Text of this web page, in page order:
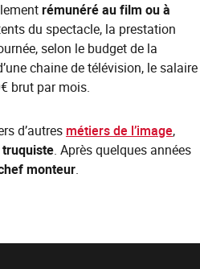
rémunéré au film ou à
du spectacle, la prestation
selon le budget de la
chaine de télévision, le salaire
brut par mois.
d’autres métiers de l’image,
. Après quelques années
monteur.